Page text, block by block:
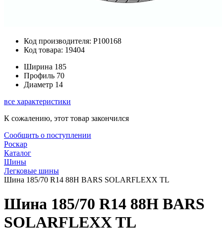
Код производителя: P100168
Код товара: 19404
Ширина 185
Профиль 70
Диаметр 14
все характеристики
К сожалению, этот товар закончился
Сообщить о поступлении
Роскар
Каталог
Шины
Легковые шины
Шина 185/70 R14 88H BARS SOLARFLEXX TL
Шина 185/70 R14 88H BARS
SOLARFLEXX TL